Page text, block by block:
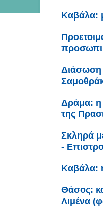
Καβάλα:
Διάσωση
Δράμα: η
της
Σκληρά
-
Καβάλα:
Θάσος:
Λιμένα